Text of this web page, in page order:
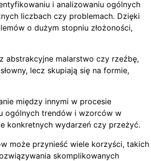
i analizowaniu ogólnych
liczbach czy problemach. Dzięki
o dużym stopniu złożoności,
abstrakcyjne malarstwo czy rzeźbę,
lecz skupiają się na formie,
między innymi w procesie
ogólnych trendów i wzorców w
konkretnych wydarzeń czy przeżyć.
może przynieść wiele korzyści, takich
skomplikowanych